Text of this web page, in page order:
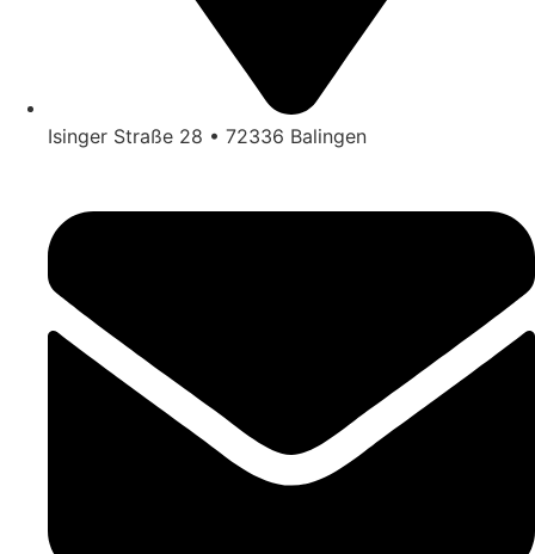
Isinger Straße 28 • 72336 Balingen